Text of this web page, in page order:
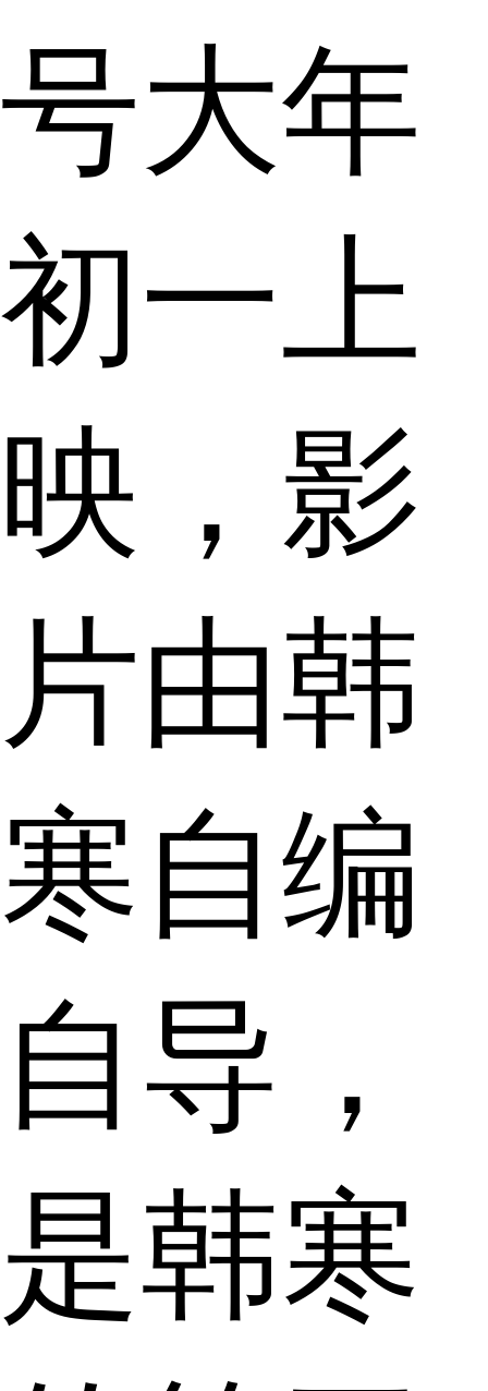
号大年
初一上
映，影
片由韩
寒自编
自导，
是韩寒